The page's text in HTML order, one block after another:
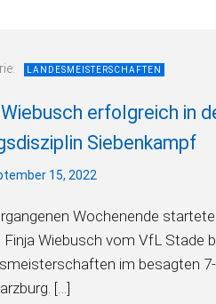
LANDESMEISTERSCHAFTEN
Wiebusch erfolgreich in
Siebenkampf
15, 2022
Wochenende
Finja Wiebusch vom VfL Stade
im besagten
[…]